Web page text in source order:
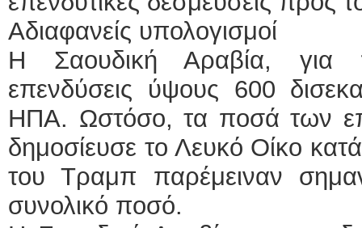
Αδιαφανείς υπολογισμοί
Η Σαουδική Αραβία, για
επενδύσεις ύψους 600
ΗΠΑ. Ωστόσο, τα ποσά των
δημοσίευσε το Λευκό Οίκο
του Τραμπ παρέμειναν
συνολικό ποσό.